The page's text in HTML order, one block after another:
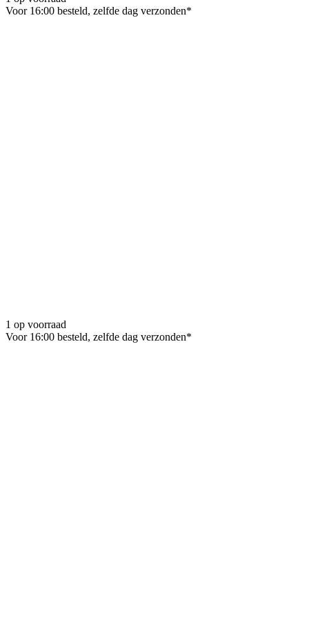
Voor 16:00 besteld, zelfde dag verzonden*
1 op voorraad
Voor 16:00 besteld, zelfde dag verzonden*